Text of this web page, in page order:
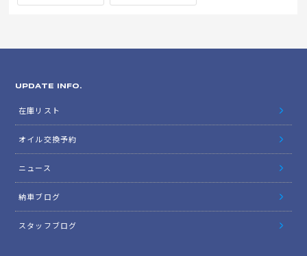
UPDATE INFO.
在庫リスト
オイル交換予約
ニュース
納車ブログ
スタッフブログ